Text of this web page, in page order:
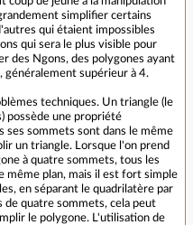
simplifier certains
qui étaient impossibles
qui sera le plus visible pour
des Ngons, des polygones ayant
généralement supérieur à 4.
techniques. Un triangle (le
possède une propriété
sommets sont dans le même
un triangle. Lorsque l'on prend
à quatre sommets, tous les
même plan, mais il est fort simple
en séparant le quadrilatère par
de quatre sommets, cela peut
le polygone. L'utilisation de